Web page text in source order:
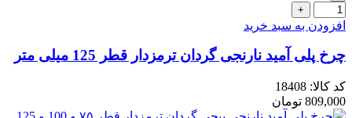
افزودن به سبد خرید
چرخ پلی آمید نارنجی گردان ترمزدار قطر 125 میلی متر
کد کالا: 18408
809,000 تومان